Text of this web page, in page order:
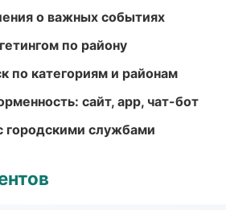
о важных событиях
по району
по категориям и районам
сайт, app, чат-бот
городскими службами